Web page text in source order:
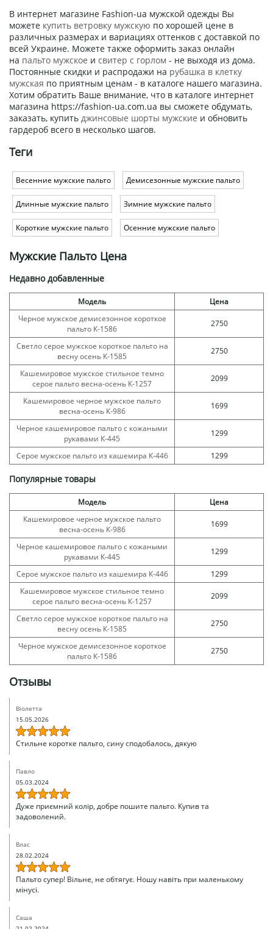
В интернет магазине Fashion-ua мужской одежды Вы
можете купить ветровку мужскую по хорошей цене в
различных размерах и вариациях оттенков с доставкой по
всей Украине. Можете также оформить заказ онлайн
на пальто мужское и свитер с горлом - не выходя из дома.
Постоянные скидки и распродажи на рубашка в клетку
мужская по приятным ценам - в каталоге нашего магазина.
Хотим обратить Ваше внимание, что в каталоге интернет
магазина https://fashion-ua.com.ua вы сможете обдумать,
заказать, купить джинсовые шорты мужские и обновить
гардероб всего в несколько шагов.
Теги
Весенние мужские пальто Демисезонные мужские пальто
Длинные мужские пальто Зимние мужские пальто
Короткие мужские пальто Осенние мужские пальто
Мужские Пальто Цена
Недавно добавленные
Модель
Цена
Черное мужское демисезонное короткое
пальто К-1586
2750
Светло серое мужское короткое пальто на
весну осень К-1585
2750
Кашемировое мужское стильное темно
серое пальто весна-осень К-1257
2099
Кашемировое черное мужское пальто
весна-осень К-986
1699
Черное кашемировое пальто с кожаными
рукавами К-445
1299
Серое мужское пальто из кашемира К-446 1299
Популярные товары
Модель
Цена
Кашемировое черное мужское пальто
весна-осень К-986
1699
Черное кашемировое пальто с кожаными
рукавами К-445
1299
Серое мужское пальто из кашемира К-446
1299
Кашемировое мужское стильное темно
серое пальто весна-осень К-1257
2099
Светло серое мужское короткое пальто на
весну осень К-1585
2750
Черное мужское демисезонное короткое
пальто К-1586
2750
Отзывы
Віолетта
15.05.2026
Стильне коротке пальто, сину сподобалось, дякую
Павло
05.03.2024
Дуже приємний колір, добре пошите пальто. Купив та
задоволений.
Влас
28.02.2024
Пальто супер! Вільне, не обтягує. Ношу навіть при маленькому
мінусі.
Саша